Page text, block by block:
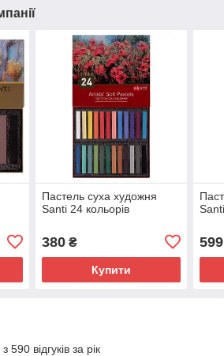
Пастель суха художня
Santi 24 кольорів
380₴
Купити
599
590 відгуків за рік